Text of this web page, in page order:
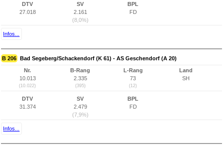
DTV
27.018
SV
2.161
(8,0%)
BPL
FD
Infos...
B 206 Bad Segeberg/Schackendorf (K 61) - AS Geschendorf (A 20)
Nr.
10.013
(10.022)
B-Rang
2.335
(395)
L-Rang
73
(12)
Land
SH
DTV
31.374
SV
2.479
(7,9%)
BPL
FD
Infos...